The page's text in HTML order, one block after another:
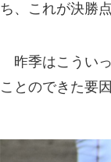
ち、これが決勝
昨季はこうい
ことのできた要